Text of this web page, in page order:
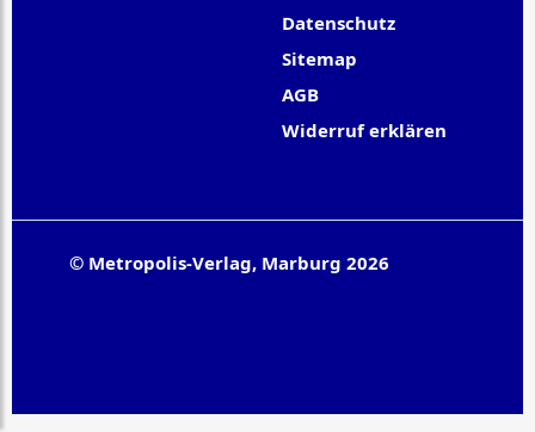
Datenschutz
Sitemap
AGB
Widerruf erklären
© Metropolis-Verlag, Marburg 2026